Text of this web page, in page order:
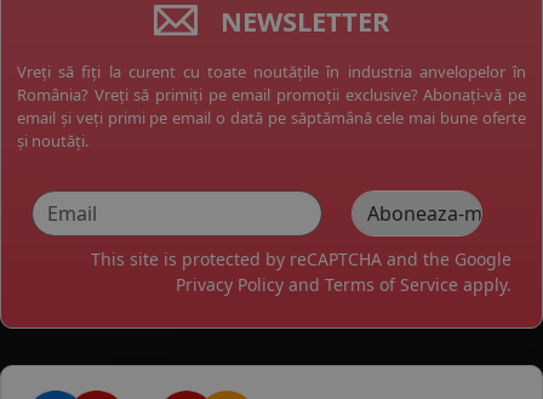
NEWSLETTER
Vreți să fiți la curent cu toate noutățile în industria anvelopelor în
România? Vreți să primiți pe email promoții exclusive? Abonați-vă pe
email și veți primi pe email o dată pe săptămână cele mai bune oferte
și noutăți.
This site is protected by reCAPTCHA and the Google
Privacy Policy and Terms of Service apply.